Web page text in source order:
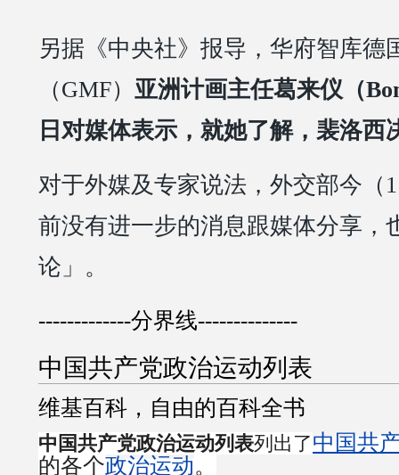
另据《中央社》报导，华府智库德
（GMF） 亚洲计画主任葛来仪（
日对媒体表示，就她了解，裴洛西
对于外媒及专家说法，外交部今（
前没有进一步的消息跟媒体分享，
论」。
-------------分界线--------------
中国共产党政治运动列表
维基百科，自由的百科全书
中国共产党政治运动列表列出了中国共
的各个政治运动。